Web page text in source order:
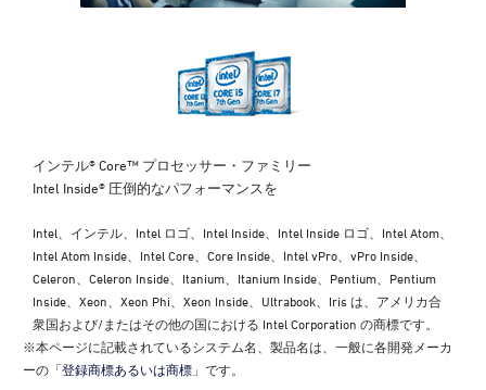
インテル® Core™ プロセッサー・ファミリー
Intel Inside® 圧倒的なパフォーマンスを
Intel、インテル、Intel ロゴ、Intel Inside、Intel Inside ロゴ、Intel Atom、
Intel Atom Inside、Intel Core、Core Inside、Intel vPro、vPro Inside、
Celeron、Celeron Inside、Itanium、Itanium Inside、Pentium、Pentium
Inside、Xeon、Xeon Phi、Xeon Inside、Ultrabook、Iris は、アメリカ合
衆国および/またはその他の国における Intel Corporation の商標です。
※本ページに記載されているシステム名、製品名は、一般に各開発メーカ
ーの「登録商標あるいは商標 」です。